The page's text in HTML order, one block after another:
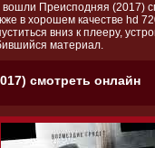
вошли Преисподняя (2017)
в хорошем качестве hd
вниз к плееру,
материал.
смотреть онлайн